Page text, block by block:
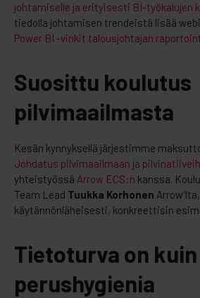
johtamiselle ja erityisesti BI-työkalujen
tiedolla johtamisen trendeistä lisää
Power BI -vinkit talousjohtajan
Suosittu koulutus
pilvimaailmasta
Kesän kynnyksellä järjestimme
Johdatus pilvimaailmaan ja
yhteistyössä Arrow ECS:n kanssa.
Team Lead Tuukka Korhonen
käytännönläheisesti, konkreettisin
Tietoturva on kuin
perushygienia